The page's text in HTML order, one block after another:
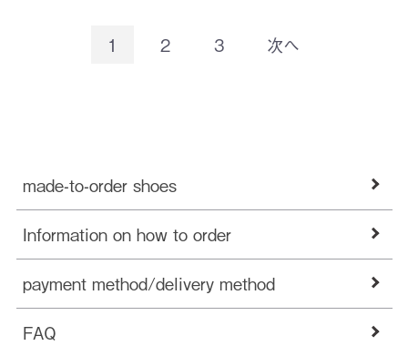
1 2 3 次へ
made-to-order shoes
Information on how to order
payment method/delivery method
FAQ